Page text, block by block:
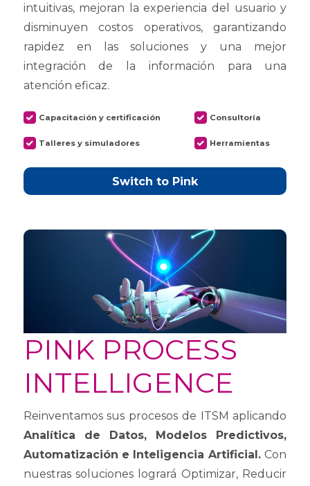
intuitivas, mejoran la experiencia del usuario y
disminuyen costos operativos, garantizando
rapidez en las soluciones y una mejor
integración de la información para una
atención eficaz.
Capacitación y certificación Consultoría
Talleres y simuladores Herramientas
Switch to Pink
PINK PROCESS
INTELLIGENCE
Reinventamos sus procesos de ITSM aplicando
Analítica de Datos, Modelos Predictivos,
Automatización e Inteligencia Artificial. Con
nuestras soluciones logrará Optimizar, Reducir